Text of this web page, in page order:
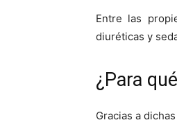
Entre las
diuréticas y
¿Para
Gracias a